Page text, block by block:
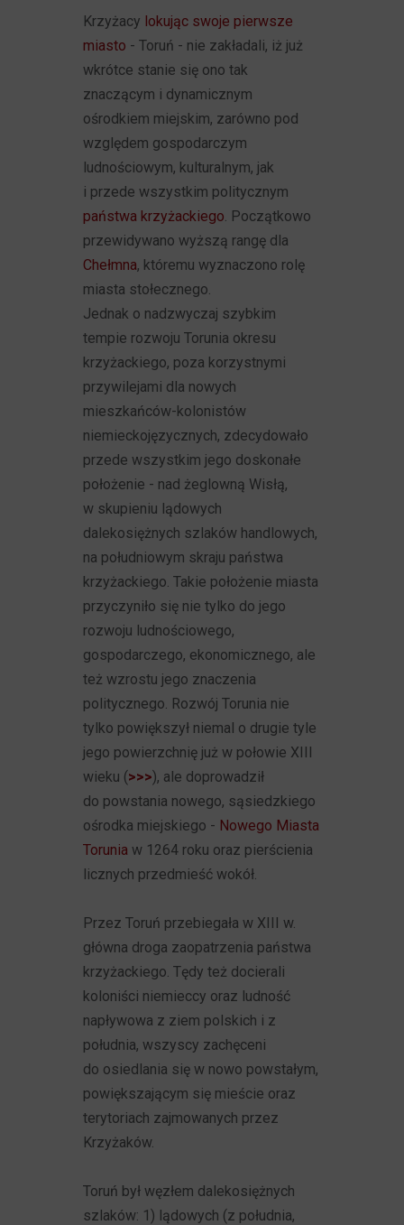
Krzyżacy lokując swoje pierwsze
miasto - Toruń - nie zakładali, iż już
wkrótce stanie się ono tak
znaczącym i dynamicznym
ośrodkiem miejskim, zarówno pod
względem gospodarczym
ludnościowym, kulturalnym, jak
i przede wszystkim politycznym
państwa krzyżackiego. Początkowo
przewidywano wyższą rangę dla
Chełmna, któremu wyznaczono rolę
miasta stołecznego.
Jednak o nadzwyczaj szybkim
tempie rozwoju Torunia okresu
krzyżackiego, poza korzystnymi
przywilejami dla nowych
mieszkańców-kolonistów
niemieckojęzycznych, zdecydowało
przede wszystkim jego doskonałe
położenie - nad żeglowną Wisłą,
w skupieniu lądowych
dalekosiężnych szlaków handlowych,
na południowym skraju państwa
krzyżackiego. Takie położenie miasta
przyczyniło się nie tylko do jego
rozwoju ludnościowego,
gospodarczego, ekonomicznego, ale
też wzrostu jego znaczenia
politycznego. Rozwój Torunia nie
tylko powiększył niemal o drugie tyle
jego powierzchnię już w połowie XIII
wieku (>>>), ale doprowadził
do powstania nowego, sąsiedzkiego
ośrodka miejskiego - Nowego Miasta
Torunia w 1264 roku oraz pierścienia
licznych przedmieść wokół.
Przez Toruń przebiegała w XIII w.
główna droga zaopatrzenia państwa
krzyżackiego. Tędy też docierali
koloniści niemieccy oraz ludność
napływowa z ziem polskich i z
południa, wszyscy zachęceni
do osiedlania się w nowo powstałym,
powiększającym się mieście oraz
terytoriach zajmowanych przez
Krzyżaków.
Toruń był węzłem dalekosiężnych
szlaków: 1) lądowych (z południa,